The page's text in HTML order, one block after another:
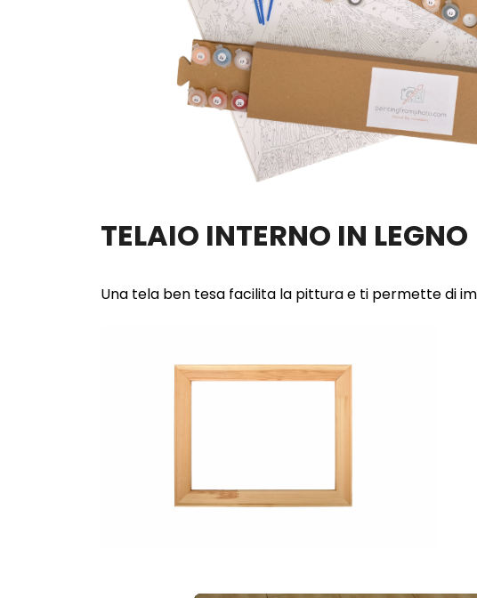
TELAIO INTERNO IN LEGNO
Una tela ben tesa facilita la pittura e ti permette di